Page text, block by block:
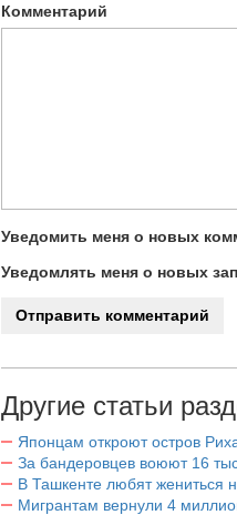
Комментарий
Уведомить меня о новых
Уведомлять меня о новых
Другие статьи
Японцам откроют остров
За бандеровцев воюют 16
В Ташкенте любят жениться
Мигрантам вернули 4